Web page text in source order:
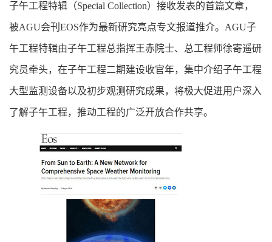
子午工程特辑（Special Collection）接收发表的首篇文章，
被AGU会刊EOS作为最新研究亮点专文报道推介。AGU子
午工程特辑由子午工程总指挥王赤院士、总工程师徐寄遥研
究员牵头，在子午工程二期建设收官年，集中介绍子午工程
大型监测设备以及初步观测研究成果，将极大促进用户深入
了解子午工程，推动工程的广泛开放合作共享。